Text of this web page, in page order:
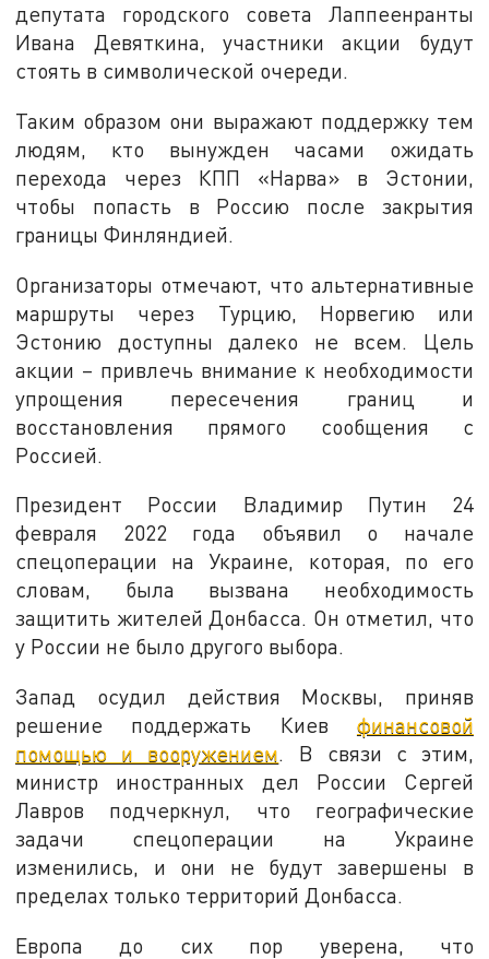
депутата городского совета Лаппеенранты
Ивана Девяткина, участники акции будут
стоять в символической очереди.
Таким образом они выражают поддержку тем
людям, кто вынужден часами ожидать
перехода через КПП «Нарва» в Эстонии,
чтобы попасть в Россию после закрытия
границы Финляндией.
Организаторы отмечают, что альтернативные
маршруты через Турцию, Норвегию или
Эстонию доступны далеко не всем. Цель
акции – привлечь внимание к необходимости
упрощения пересечения границ и
восстановления прямого сообщения с
Россией.
Президент России Владимир Путин 24
февраля 2022 года объявил о начале
спецоперации на Украине, которая, по его
словам, была вызвана необходимость
защитить жителей Донбасса. Он отметил, что
у России не было другого выбора.
Запад осудил действия Москвы, приняв
решение поддержать Киев финансовой
помощью и вооружением. В связи с этим,
министр иностранных дел России Сергей
Лавров подчеркнул, что географические
задачи спецоперации на Украине
изменились, и они не будут завершены в
пределах только территорий Донбасса.
Европа до сих пор уверена, что